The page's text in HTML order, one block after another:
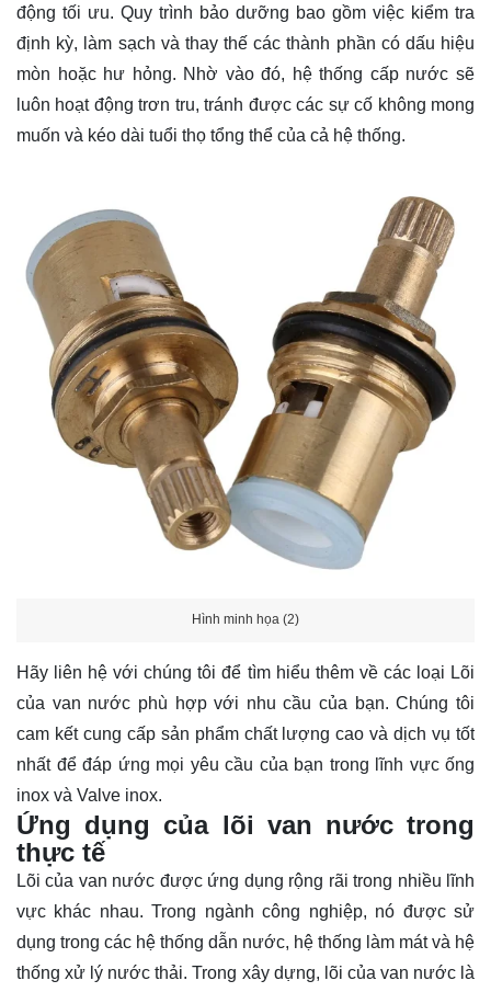
động tối ưu. Quy trình bảo dưỡng bao gồm việc kiểm tra
định kỳ, làm sạch và thay thế các thành phần có dấu hiệu
mòn hoặc hư hỏng. Nhờ vào đó, hệ thống cấp nước sẽ
luôn hoạt động trơn tru, tránh được các sự cố không mong
muốn và kéo dài tuổi thọ tổng thể của cả hệ thống.
Hình minh họa (2)
Hãy liên hệ với chúng tôi để tìm hiểu thêm về các loại Lõi
của van nước phù hợp với nhu cầu của bạn. Chúng tôi
cam kết cung cấp sản phẩm chất lượng cao và dịch vụ tốt
nhất để đáp ứng mọi yêu cầu của bạn trong lĩnh vực ống
inox và Valve inox.
Ứng dụng của lõi van nước trong
thực tế
Lõi của van nước được ứng dụng rộng rãi trong nhiều lĩnh
vực khác nhau. Trong ngành công nghiệp, nó được sử
dụng trong các hệ thống dẫn nước, hệ thống làm mát và hệ
thống xử lý nước thải. Trong xây dựng, lõi của van nước là